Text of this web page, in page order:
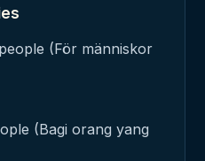
(För människor
(Bagi orang yang